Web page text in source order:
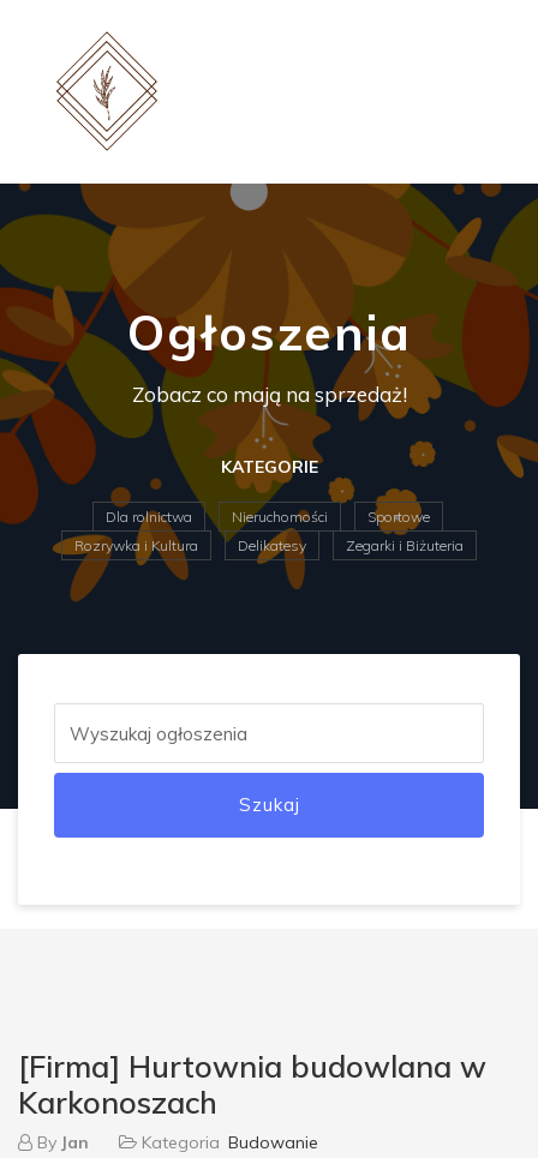
Ogłoszenia
Zobacz co mają na sprzedaż!
KATEGORIE
Dla rolnictwa Nieruchomości
Sportowe
Rozrywka i Kultura
Delikatesy Zegarki i Biżuteria
Szukaj
[Firma] Hurtownia budowlana w
Karkonoszach
By Jan Kategoria Budowanie